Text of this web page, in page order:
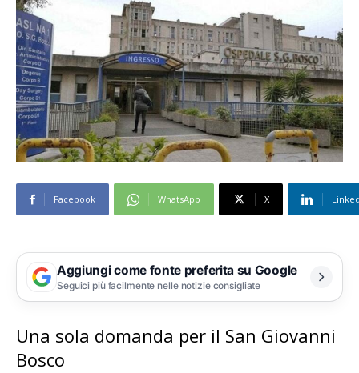
Facebook WhatsApp X
Aggiungi come fonte preferita su Google
Seguici più facilmente nelle notizie consigliate
Una sola domanda per il San Giovanni
Bosco